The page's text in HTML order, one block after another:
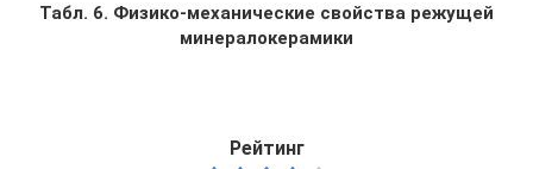
Табл. 6. Физико-механические свойства режущей
минералокерамики
Рейтинг